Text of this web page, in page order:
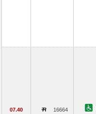
07.40 16664